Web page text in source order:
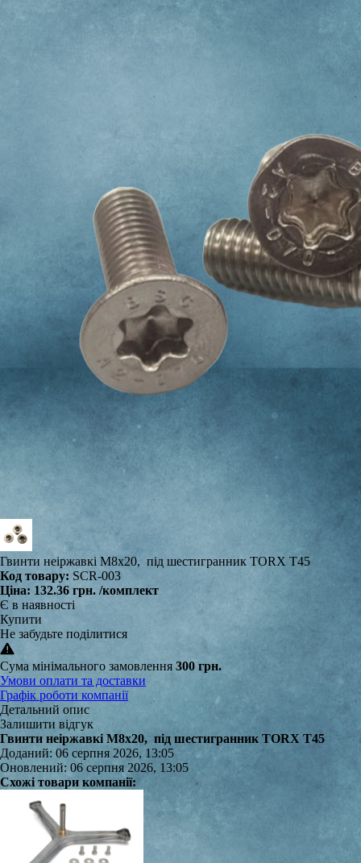
Гвинти неіржавкі M8x20, під шестигранник TORX T45
Код товару: SCR-003
Ціна: 132.36 грн. /комплект
Є в наявності
Купити
Не забудьте поділитися
Сума мінімального замовлення 300 грн.
Умови оплати та доставки
Графік роботи компанії
Детальний опис
Залишити відгук
Гвинти неіржавкі M8x20, під шестигранник TORX T45
Доданий: 06 серпня 2026, 13:05
Оновлений: 06 серпня 2026, 13:05
Схожі товари компанії: